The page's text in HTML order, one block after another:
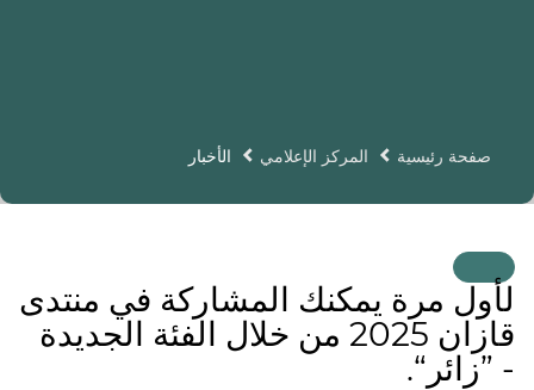
صفحة رئيسية المركز الإعلامي الأخبار
لأول مرة يمكنك المشاركة في منتدى
قازان 2025 من خلال الفئة الجديدة
- ”زائر“.